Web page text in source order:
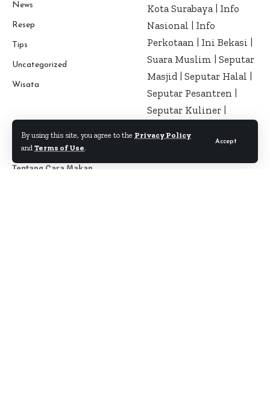
By using this site, you agree to the Privacy Policy
and Terms of Use.
Accept
News
Resep
Tips
Uncategorized
Wisata
Kota Surabaya
Info
Nasional
Info
Perkotaan
Ini Bekasi
Suara Muslim
Seputar
Masjid Seputar Halal
Seputar Pesantren
Seputar Kuliner
Tentang Cara Makan